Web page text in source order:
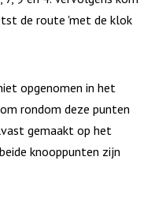
de route 'met de klok
opgenomen in het
rondom deze punten
gemaakt op het
knooppunten zijn